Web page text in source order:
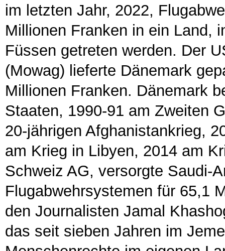
im letzten Jahr, 2022,
Millionen Franken in ein Land,
Füssen getreten werden. Der
(Mowag) lieferte Dänemark
Millionen Franken. Dänemark
Staaten, 1990-91 am Zweiten
20-jährigen Afghanistankrieg,
am Krieg in Libyen, 2014 am
Schweiz AG, versorgte Saudi-
Flugabwehrsystemen für 65,1
den Journalisten Jamal
das seit sieben Jahren im